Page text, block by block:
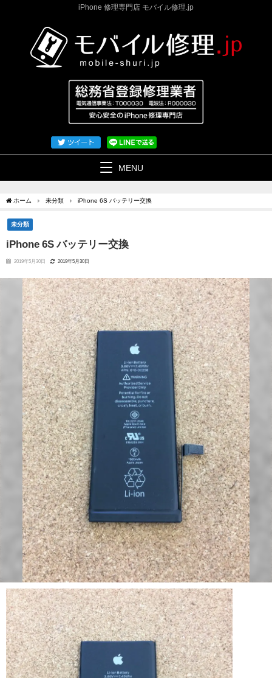
iPhone 修理専門店 モバイル修理.jp
MENU
ホーム 未分類 iPhone 6S バッテリー交換
未分類
iPhone 6S バッテリー交換
2019年5月30日 2019年5月30日